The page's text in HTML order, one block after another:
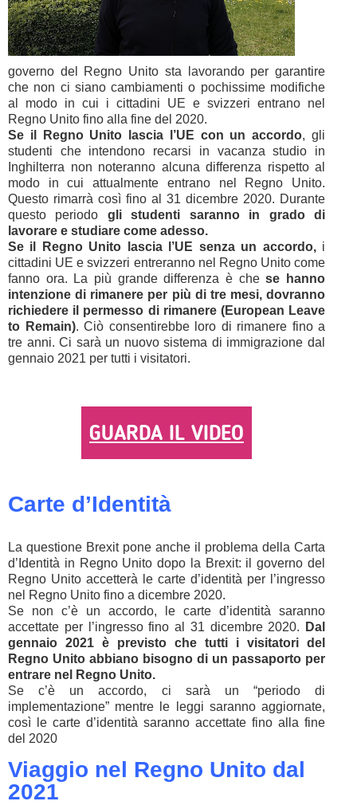
governo del Regno Unito sta lavorando per garantire
che non ci siano cambiamenti o pochissime modifiche
al modo in cui i cittadini UE e svizzeri entrano nel
Regno Unito fino alla fine del 2020.
Se il Regno Unito lascia l’UE con un accordo, gli
studenti che intendono recarsi in vacanza studio in
Inghilterra non noteranno alcuna differenza rispetto al
modo in cui attualmente entrano nel Regno Unito.
Questo rimarrà così fino al 31 dicembre 2020. Durante
questo periodo gli studenti saranno in grado di
lavorare e studiare come adesso.
Se il Regno Unito lascia l’UE senza un accordo,i
cittadini UE e svizzeri entreranno nel Regno Unito come
fanno ora. La più grande differenza è chese hanno
intenzione di rimanere per più di tre mesi, dovranno
richiedere il permesso di rimanere (European Leave
to Remain). Ciò consentirebbe loro di rimanere fino a
tre anni. Ci sarà un nuovo sistema di immigrazione dal
gennaio 2021 per tutti i visitatori.
GUARDA IL VIDEO
Carte d’Identità
La questione Brexit pone anche il problema della Carta
d’Identità in Regno Unito dopo la Brexit: il governo del
Regno Unito accetterà le carte d’identità per l’ingresso
nel Regno Unito fino a dicembre 2020.
Se non c’è un accordo, le carte d’identità saranno
accettate per l’ingresso fino al 31 dicembre 2020.
Dal
gennaio 2021 è previsto che tutti i visitatori del
Regno Unito abbiano bisogno di un passaporto per
entrare nel Regno Unito.
Se c’è un accordo, ci sarà un “periodo di
implementazione” mentre le leggi saranno aggiornate,
così le carte d’identità saranno accettate fino alla fine
del 2020
Viaggio nel Regno Unito dal
2021